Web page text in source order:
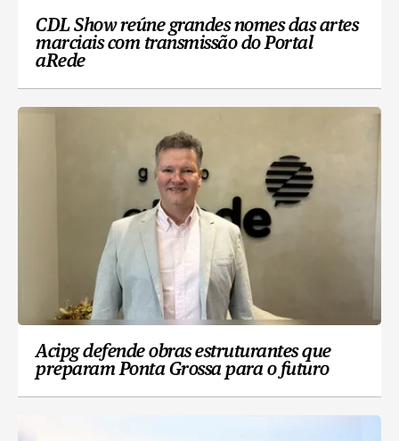
CDL Show reúne grandes nomes das artes
marciais com transmissão do Portal
aRede
Acipg defende obras estruturantes que
preparam Ponta Grossa para o futuro